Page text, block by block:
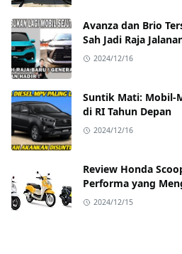
Avanza dan Brio
Sah Jadi Raja
2024/12/16
Suntik Mati: Mobil-
di RI Tahun Depan
2024/12/16
Review Honda
Performa yang
2024/12/15